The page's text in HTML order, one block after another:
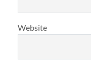
Website